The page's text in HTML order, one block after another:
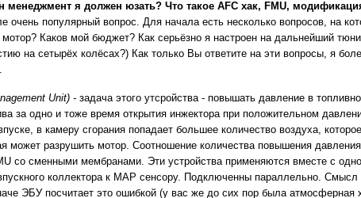
менеджмент я должен юзать? Что такое AFC хак, FMU,
очень популярный вопрос. Для начала есть несколько вопросов, на
Каков мой бюджет? Как серьёзно я настроен на дальнейший
на сетырёх колёсах?) Как только Вы ответите на эти вопросы, я
Unit) - задача этого утсройства - повышать давление в
за одно и тоже время открытия инжектора при положительном
в камеру сгорания попадает большее количество воздуха,
может разрушить мотор. Соотношение количества повышения
со сменными мембранами. Эти устройства применяются вместе с
коллектора к MAP сенсору. Подключенны параллельно.
ЭБУ посчитает это ошибкой (у вас же до сих пор была